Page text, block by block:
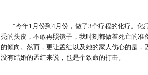
“今年1月份到4月份，做了3个疗程的化疗。
秃的头皮，不敢再照镜子，我时刻都做着死亡的
的倾向。然而，更让孟红以及她的家人伤心的是
没有结婚的孟红来说，也是个致命的打击。